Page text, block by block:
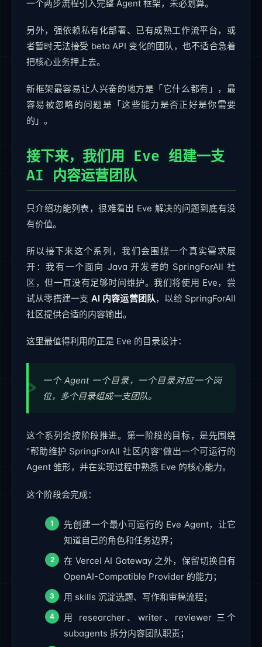
一个两步流程引入完整 Agent 框架，未必划算。
另外，强依赖私有化部署、已有成熟工作流平台，或
者暂时无法接受 beta API 变化的团队，也不适合急着
把核心业务押上去。
新框架最容易让人兴奋的地方是「它什么都有」，最
容易被忽略的问题是「这些能力是否正好是你需要
的」。
接下来，我们用 Eve 组建一支
AI 内容运营团队
只介绍功能列表，很难看出 Eve 解决的问题到底有没
有价值。
所以接下来这个系列，我们会围绕一个真实需求展
开：我有一个面向 Java 开发者的 SpringForAll 社
区，但一直没有足够时间维护。我们将使用 Eve，尝
试从零搭建一支 AI 内容运营团队，以给 SpringForAll
社区提供合适的内容输出。
这里最值得利用的正是 Eve 的目录设计：
一个 Agent 一个目录，一个目录对应一个岗
位，多个目录组成一支团队。
这个系列会按阶段推进。第一阶段的目标，是先围绕
“帮助维护 SpringForAll 社区内容”做出一个可运行的
Agent 雏形，并在实现过程中熟悉 Eve 的核心能力。
这个阶段会完成：
先创建一个最小可运行的 Eve Agent，让它
知道自己的角色和任务边界；
在 Vercel AI Gateway 之外，保留切换自有
OpenAI-Compatible Provider 的能力；
用 skills 沉淀选题、写作和审稿流程；
用 researcher、writer、reviewer 三个
subagents 拆分内容团队职责；